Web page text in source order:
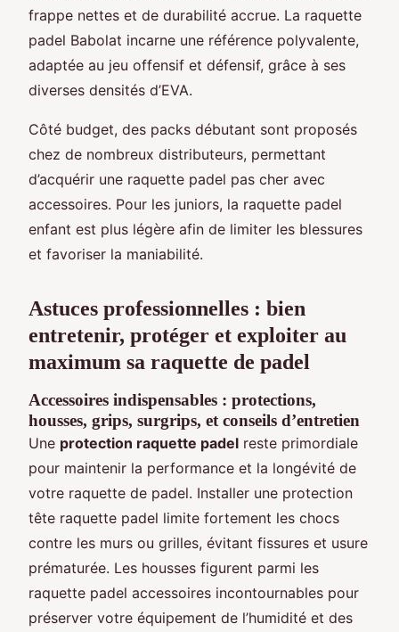
frappe nettes et de durabilité accrue. La raquette
padel Babolat incarne une référence polyvalente,
adaptée au jeu offensif et défensif, grâce à ses
diverses densités d’EVA.
Côté budget, des packs débutant sont proposés
chez de nombreux distributeurs, permettant
d’acquérir une raquette padel pas cher avec
accessoires. Pour les juniors, la raquette padel
enfant est plus légère afin de limiter les blessures
et favoriser la maniabilité.
Astuces professionnelles : bien
entretenir, protéger et exploiter au
maximum sa raquette de padel
Accessoires indispensables : protections,
housses, grips, surgrips, et conseils d’entretien
Une protection raquette padel reste primordiale
pour maintenir la performance et la longévité de
votre raquette de padel. Installer une protection
tête raquette padel limite fortement les chocs
contre les murs ou grilles, évitant fissures et usure
prématurée. Les housses figurent parmi les
raquette padel accessoires incontournables pour
préserver votre équipement de l’humidité et des